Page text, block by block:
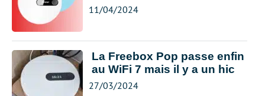
11/04/2024
La Freebox Pop passe enfin
au WiFi 7 mais il y a un hic
27/03/2024